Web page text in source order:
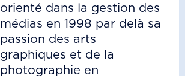
orienté dans la gestion des
médias en 1998 par delà sa
passion des arts
graphiques et de la
photographie en